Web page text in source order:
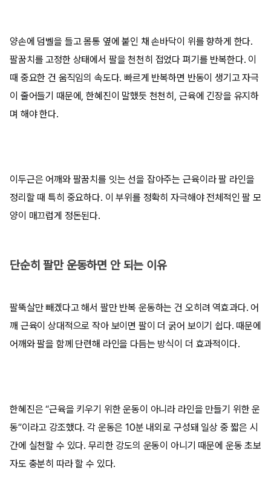
양손에 덤벨을 들고 몸통 옆에 붙인 채 손바닥이 위를 향하게 한다.
팔꿈치를 고정한 상태에서 팔을 천천히 접었다 펴기를 반복한다. 이
때 중요한 건 움직임의 속도다. 빠르게 반복하면 반동이 생기고 자극
이 줄어들기 때문에, 한혜진이 말했듯 천천히, 근육에 긴장을 유지하
며 해야 한다.
이두근은 어깨와 팔꿈치를 잇는 선을 잡아주는 근육이라 팔 라인을
정리할 때 특히 중요하다. 이 부위를 정확히 자극해야 전체적인 팔 모
양이 매끄럽게 정돈된다.
단순히 팔만 운동하면 안 되는 이유
팔뚝살만 빼겠다고 해서 팔만 반복 운동하는 건 오히려 역효과다. 어
깨 근육이 상대적으로 작아 보이면 팔이 더 굵어 보이기 쉽다. 때문에
어깨와 팔을 함께 단련해 라인을 다듬는 방식이 더 효과적이다.
한혜진은 “근육을 키우기 위한 운동이 아니라 라인을 만들기 위한 운
동”이라고 강조했다. 각 운동은 10분 내외로 구성돼 일상 중 짧은 시
간에 실천할 수 있다. 무리한 강도의 운동이 아니기 때문에 운동 초보
자도 충분히 따라 할 수 있다.